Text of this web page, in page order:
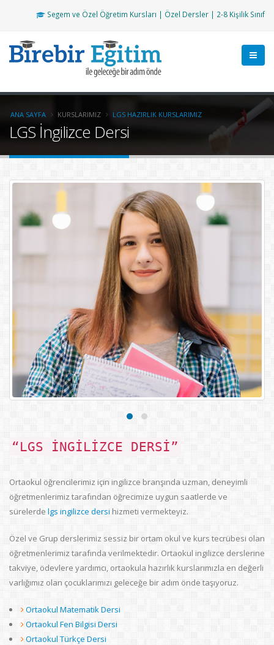
Segem ve Özel Öğretim Kursları | Özel Dersler | 2-8 Kişilik Sınıf
ANA SAYFA KURSLARIMIZ LGS HAZIRLIK KURSLARIMIZ
LGS İngilizce Dersi
“LGS İNGILIZCE DERSI”
Ortaokul öğrencilerimiz için ingilizce branşında uzman, deneyimli
öğretmenlerimiz tarafından öğrecimize uygun saatlerde ve
sürelerde lgs ingilizce dersi hizmeti vermekteyiz.
Özel ve Grup derslerimiz sessiz bir ortam okul ve kurs tecrübesi olan
öğretmenlerimiz tarafında verilmektedir. Ortaokul ingilizce derslerine
takviye, ödevlere yardımcı, ortaokula hazırlık kurslarımızla en değerli
varlığımız olan çocuklarımızı geleceğe bir adım önde taşıyoruz.
Ortaokul Matematik Dersi
Ortaokul Fen Bilgisi Dersi
Ortaokul Türkçe Dersi